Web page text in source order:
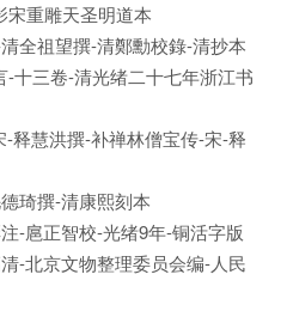
宋重雕天圣明道本
全祖望撰-清鄭勳校錄-清抄本
十三卷-清光绪二十七年浙江书
释慧洪撰-补禅林僧宝传-宋-释
琦撰-清康熙刻本
-扈正智校-光绪9年-铜活字版
-北京文物整理委员会编-人民